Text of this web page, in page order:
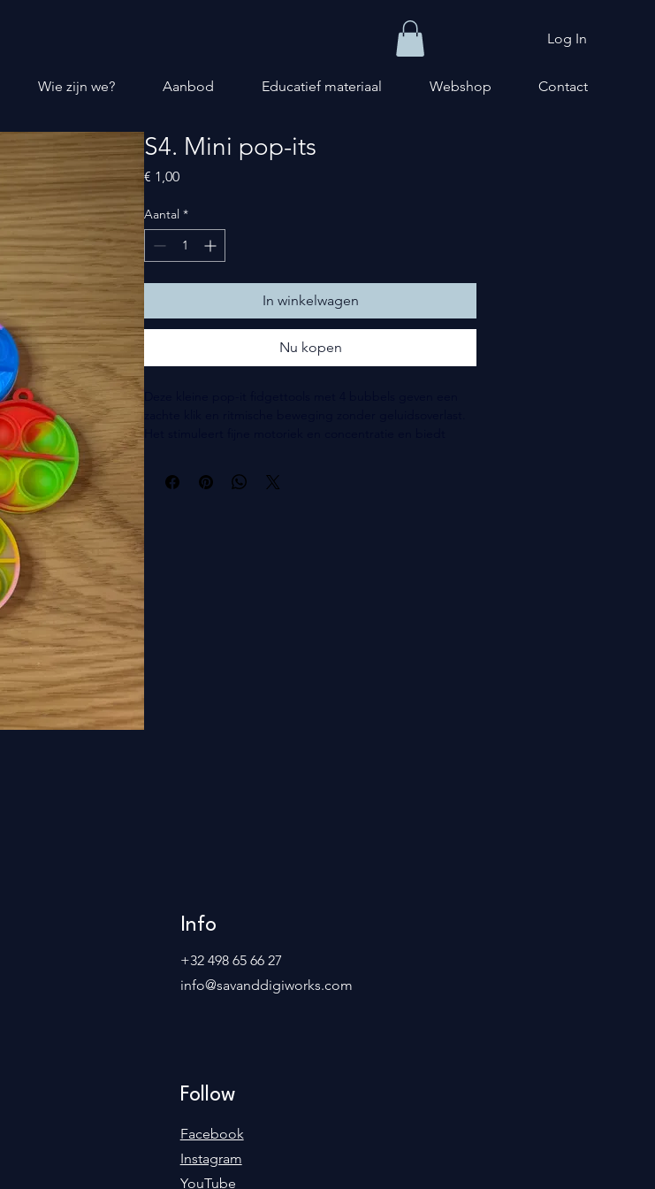
Log In
Wie zijn we? Aanbod Educatief materiaal Webshop Contact
S4. Mini pop-its
€ 1,00Prijs
Aantal *
In winkelwagen
Nu kopen
met onder andere AD(H)D of ASS.
Je krijgt een willekeurig kleur opgestuurd
Info
+32 498 65 66 27
info@savanddigiworks.com
Follow
Facebook
Instagram
YouTube